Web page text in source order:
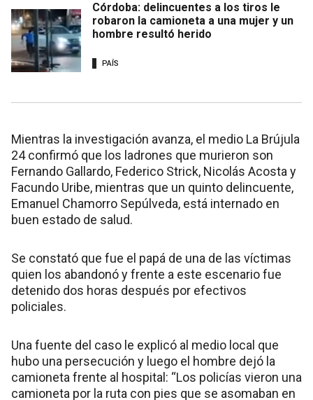
Córdoba: delincuentes a los tiros le
robaron la camioneta a una mujer y un
hombre resultó herido
PAÍS
Mientras la investigación avanza, el medio La Brújula
24 confirmó que los ladrones que murieron son
Fernando Gallardo, Federico Strick, Nicolás Acosta y
Facundo Uribe, mientras que un quinto delincuente,
Emanuel Chamorro Sepúlveda, está internado en
buen estado de salud.
Se constató que fue el papá de una de las víctimas
quien los abandonó y frente a este escenario fue
detenido dos horas después por efectivos
policiales.
Una fuente del caso le explicó al medio local que
hubo una persecución y luego el hombre dejó la
camioneta frente al hospital: “Los policías vieron una
camioneta por la ruta con pies que se asomaban en